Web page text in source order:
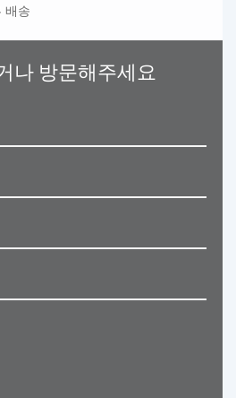
배송
나 방문해주세요